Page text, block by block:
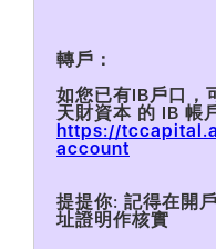
‍轉戶：
如您已有IB戶口，
天財資本 的 IB 帳
‍https://
account
提提你: 記得在開
址證明作核實